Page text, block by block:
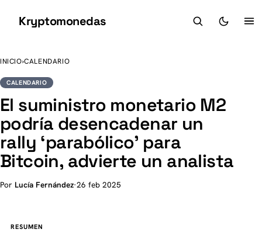
Kryptomonedas
INICIO›CALENDARIO
CALENDARIO
El suministro monetario M2
podría desencadenar un
rally ‘parabólico’ para
Bitcoin, advierte un analista
Por Lucía Fernández·26 feb 2025
RESUMEN